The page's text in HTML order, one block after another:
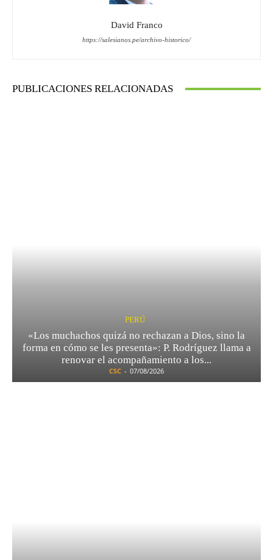
David Franco
https://salesianos.pe/archivo-historico/
PUBLICACIONES RELACIONADAS
PERÚ
«Los muchachos quizá no rechazan a Dios, sino la
forma en cómo se les presenta»: P. Rodríguez llama a
renovar el acompañamiento a los...
CSC - 07/08/2026